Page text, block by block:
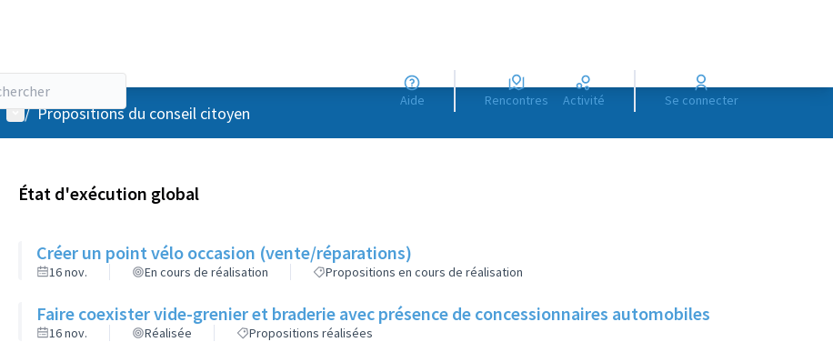
Aide Rencontres Activité Se connecter
Menu utilisateur
/ Propositions du conseil citoyen
État d'exécution global
Créer un point vélo occasion (vente/réparations)
16 nov. En cours de réalisation Propositions en cours de réalisation
Faire coexister vide-grenier et braderie avec présence de concessionnaires automobiles
16 nov. Réalisée Propositions réalisées